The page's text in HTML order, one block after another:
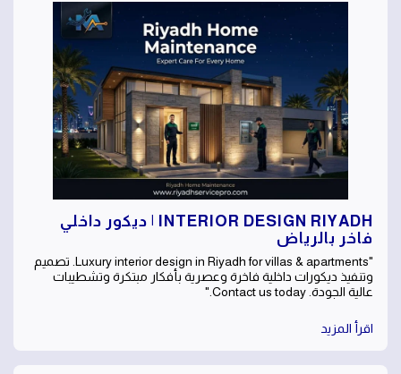
INTERIOR DESIGN RIYADH | ديكور داخلي
فاخر بالرياض
"Luxury interior design in Riyadh for villas & apartments. تصميم
وتنفيذ ديكورات داخلية فاخرة وعصرية بأفكار مبتكرة وتشطيبات
عالية الجودة. Contact us today."
اقرأ المزيد